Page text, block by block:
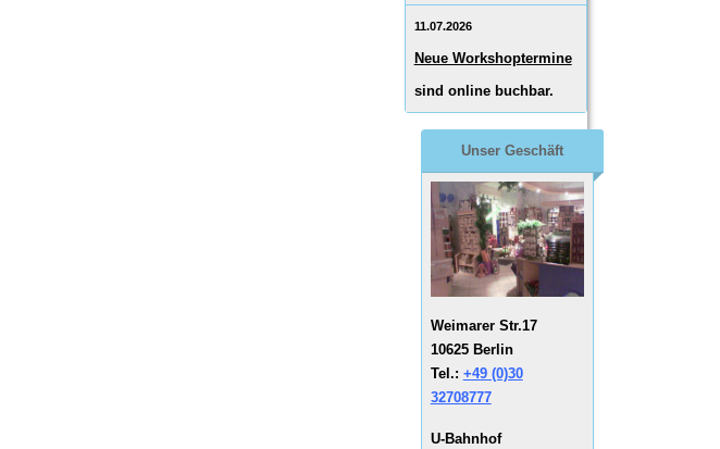
11.07.2026
Neue Workshoptermine
sind online buchbar.
Unser Geschäft
Weimarer Str.17
10625 Berlin
Tel.: +49 (0)30
32708777
U-Bahnhof